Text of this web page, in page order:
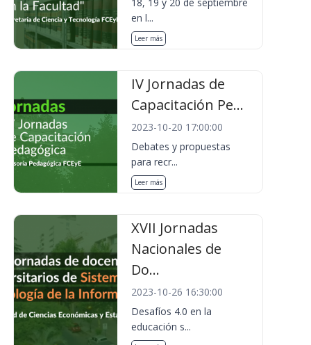
en l...
Leer más
IV Jornadas de
Capacitación Pe...
2023-10-20 17:00:00
Debates y propuestas
para recr...
Leer más
XVII Jornadas
Nacionales de
Do...
2023-10-26 16:30:00
Desafíos 4.0 en la
educación s...